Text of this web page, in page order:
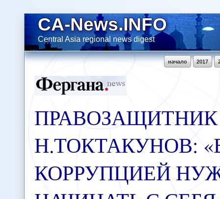
CA-News.INFO
Central Asia regional news digest
2017
начало
Н.ТОКТАКУНОВ:
КОРРУПЦИЕЙ